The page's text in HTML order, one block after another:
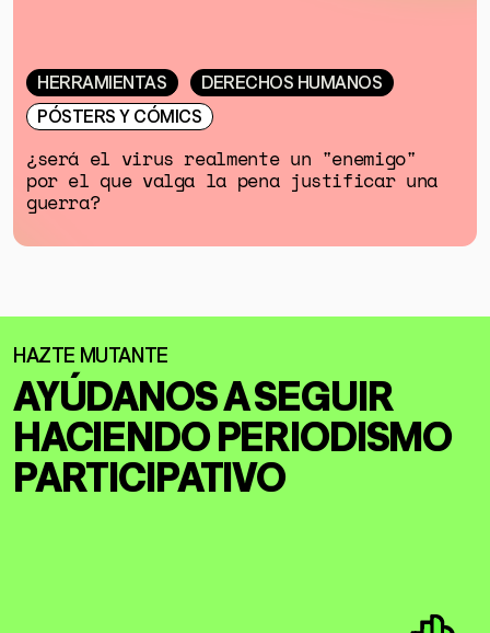
HERRAMIENTAS
DERECHOS HUMANOS
PÓSTERS Y CÓMICS
¿será el virus realmente un "enemigo"
por el que valga la pena justificar una
guerra?
AYÚDANOS A SEGUIR
HACIENDOPERIODISMO
PARTICIPATIVO